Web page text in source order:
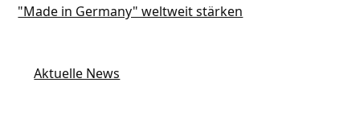
"Made in Germany" weltweit stärken
Aktuelle News